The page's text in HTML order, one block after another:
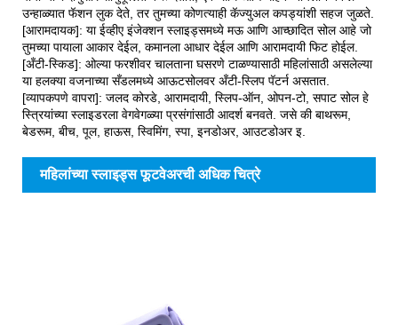
उन्हाळ्यात फॅशन लुक देते, तर तुमच्या कोणत्याही कॅज्युअल कपड्यांशी सहज जुळते.
[आरामदायक]: या ईव्हीए इंजेक्शन स्लाइड्समध्ये मऊ आणि आच्छादित सोल आहे जो
तुमच्या पायाला आकार देईल, कमानला आधार देईल आणि आरामदायी फिट होईल.
[अँटी-स्किड]: ओल्या फरशीवर चालताना घसरणे टाळण्यासाठी महिलांसाठी असलेल्या
या हलक्या वजनाच्या सँडलमध्ये आऊटसोलवर अँटी-स्लिप पॅटर्न असतात.
[व्यापकपणे वापरा]: जलद कोरडे, आरामदायी, स्लिप-ऑन, ओपन-टो, सपाट सोल हे
स्त्रियांच्या स्लाइडरला वेगवेगळ्या प्रसंगांसाठी आदर्श बनवते. जसे की बाथरूम,
बेडरूम, बीच, पूल, हाऊस, स्विमिंग, स्पा, इनडोअर, आउटडोअर इ.
महिलांच्या स्लाइड्स फूटवेअरची अधिक चित्रे